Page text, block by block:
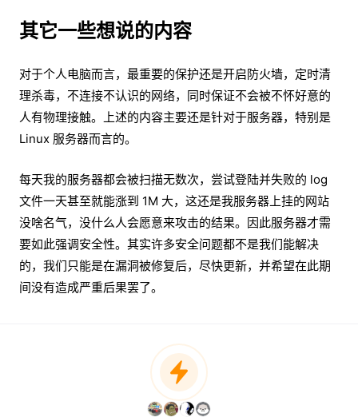
其它一些想说的内容
对于个人电脑而言，最重要的保护还是开启防火墙，定时清
理杀毒，不连接不认识的网络，同时保证不会被不怀好意的
人有物理接触。上述的内容主要还是针对于服务器，特别是
Linux 服务器而言的。
每天我的服务器都会被扫描无数次，尝试登陆并失败的 log
文件一天甚至就能涨到 1M 大，这还是我服务器上挂的网站
没啥名气，没什么人会愿意来攻击的结果。因此服务器才需
要如此强调安全性。其实许多安全问题都不是我们能解决
的，我们只能是在漏洞被修复后，尽快更新，并希望在此期
间没有造成严重后果罢了。